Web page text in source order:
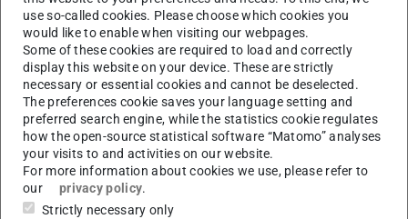
modernen Forschung bringen.
Denken
Elektrotechniker bringen Senioren in Schwung.
Kennen
Ganz tief unten: Prof. Sass und das neue Fachgebiet Angewandte
Geothermie.
Abschluss
Eine Tonne Spielkultur. Kickern auf schwerem Boden.
use so-called cookies. Please choose which cookies you
would like to enable when visiting our webpages.
Some of these cookies are required to load and correctly
display this website on your device. These are strictly
necessary or essential cookies and cannot be deselected.
The preferences cookie saves your language setting and
preferred search engine, while the statistics cookie regulates
how the open-source statistical software “Matomo” analyses
your visits to and activities on our website.
For more information about cookies we use, please refer to
our
privacy policy.
Strictly necessary only